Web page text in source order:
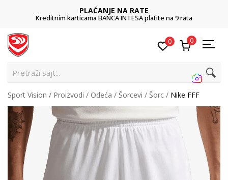
PLAĆANJE NA RATE
Kreditnim karticama BANCA INTESA platite na 9 rata
0 0
Pre
Sport Vision Proizvodi Odeća Šorcevi Šorc Nike FFF